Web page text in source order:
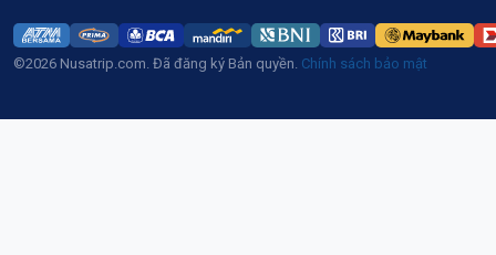
©2026 Nusatrip.com. Đã đăng ký Bản quyền. Chính sách bảo mật